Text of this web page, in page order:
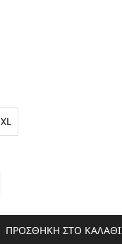
XL
ΠΡΟΣΘΗΚΗ ΣΤΟ ΚΑΛΑΘΙ